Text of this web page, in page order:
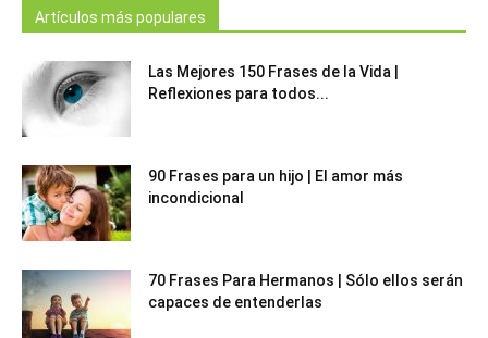
Artículos más populares
Las Mejores 150 Frases de la Vida |
Reflexiones para todos...
90 Frases para un hijo | El amor más
incondicional
70 Frases Para Hermanos | Sólo ellos serán
capaces de entenderlas